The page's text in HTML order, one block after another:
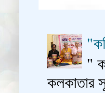
"
কলকাতার